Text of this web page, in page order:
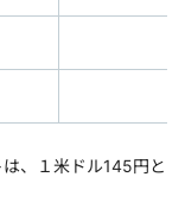
、１米ドル145円と